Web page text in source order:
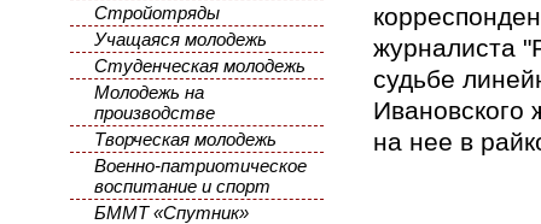
Стройотряды
Учащаяся молодежь
Студенческая молодежь
Молодежь на
производстве
Творческая молодежь
Военно-патриотическое
воспитание и спорт
БММТ «Спутник»
журналиста
судьбе
Ивановского
на нее в